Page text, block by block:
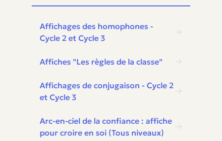
Affichages des homophones -
Cycle 2 et Cycle 3
Affiches "Les règles de la classe"
Affichages de conjugaison - Cycle 2
et Cycle 3
Arc-en-ciel de la confiance : affiche
pour croire en soi (Tous niveaux)